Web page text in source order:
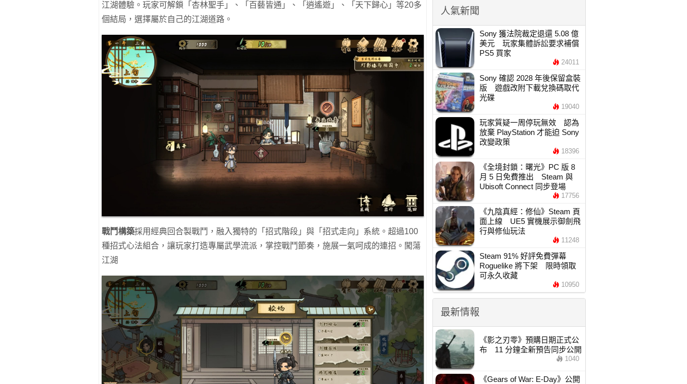
江湖體驗。玩家可解鎖「杏林聖手」、「百藝皆通」、「逍遙遊」、「天下歸心」等20多
個結局，選擇屬於自己的江湖道路。
戰鬥構築採用經典回合製戰鬥，融入獨特的「招式階段」與「招式走向」系統。超過100
種招式心法組合，讓玩家打造專屬武學流派，掌控戰鬥節奏，施展一氣呵成的連招。闖蕩
江湖
人氣新聞
Sony 獲法院裁定退還 5.08 億
美元 玩家集體訴訟要求補償
PS5 買家
24011
Sony 確認 2028 年後保留盒裝
版 遊戲改附下載兌換碼取代
光碟
19040
玩家質疑一周停玩無效 認為
放棄 PlayStation 才能迫 Sony
改變政策
18396
《全境封鎖：曙光》PC 版 8
月 5 日免費推出 Steam 與
Ubisoft Connect 同步登場
17756
《九陰真經：修仙》Steam 頁
面上線 UE5 實機展示御劍飛
行與修仙玩法
11248
Steam 91% 好評免費彈幕
Roguelike 將下架 限時領取
可永久收藏
10950
最新情報
《影之刃零》預購日期正式公
布 11 分鐘全新預告同步公開
1040
《Gears of War: E-Day》公開